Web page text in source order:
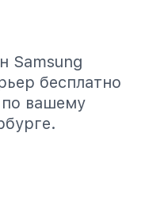
Samsung
бесплатно
по вашему